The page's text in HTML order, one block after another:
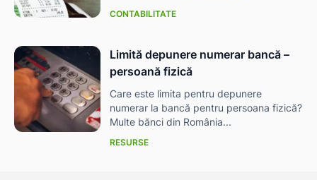
CONTABILITATE
Limită depunere numerar bancă –
persoană fizică
Care este limita pentru depunere
numerar la bancă pentru persoana fizică?
Multe bănci din România...
RESURSE